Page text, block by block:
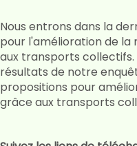
Nous entrons dans la
pour l'amélioration de la
aux transports collectifs.
résultats de notre
propositions pour
grâce aux transports